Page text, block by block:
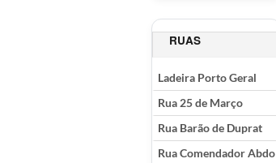
RUAS
Ladeira Porto Geral
Rua 25 de Março
Rua Barão de Duprat
Rua Comendador Abdo